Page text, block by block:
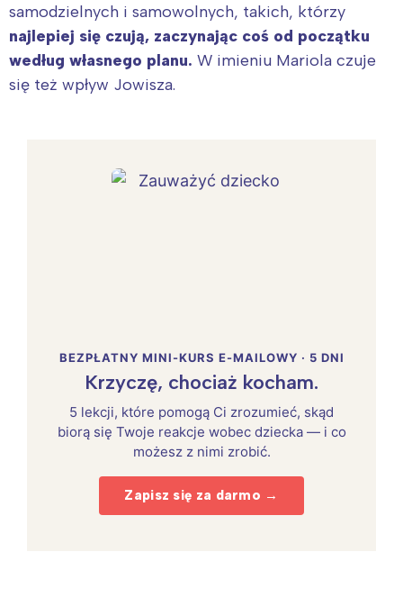
samodzielnych i samowolnych, takich, którzy
najlepiej się czują, zaczynając coś od początku
według własnego planu. W imieniu Mariola czuje
się też wpływ Jowisza.
BEZPŁATNY MINI-KURS E-MAILOWY · 5 DNI
Krzyczę, chociaż kocham.
5 lekcji, które pomogą Ci zrozumieć, skąd
biorą się Twoje reakcje wobec dziecka — i co
możesz z nimi zrobić.
Zapisz się za darmo →